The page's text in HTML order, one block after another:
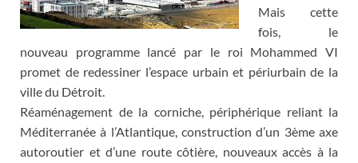
Mais cette
fois, le
nouveau programme lancé par le roi Mohammed VI
promet de redessiner l’espace urbain et périurbain de la
ville du Détroit.
Réaménagement de la corniche, périphérique reliant la
Méditerranée à l’Atlantique, construction d’un 3ème axe
autoroutier et d’une route côtière, nouveaux accès à la